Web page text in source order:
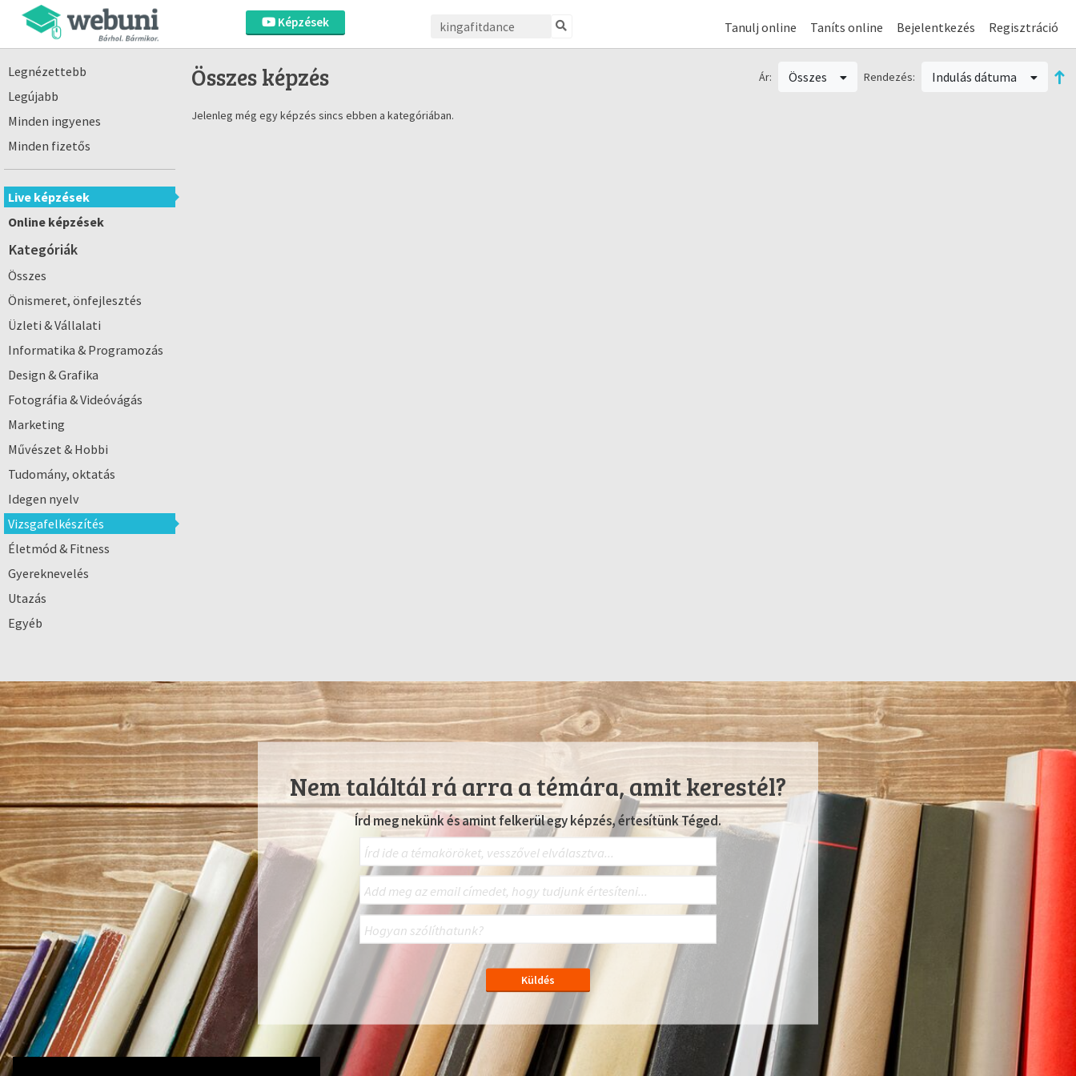
Képzések Tanulj online Taníts online Bejelentkezés Regisztráció
Legnézettebb
Legújabb
Minden ingyenes
Minden fizetős
Live képzések
Online képzések
Kategóriák
Összes
Önismeret, önfejlesztés
Üzleti & Vállalati
Informatika & Programozás
Design & Grafika
Fotográfia & Videóvágás
Marketing
Művészet & Hobbi
Tudomány, oktatás
Idegen nyelv
Vizsgafelkészítés
Életmód & Fitness
Gyereknevelés
Utazás
Egyéb
Összes képzés Ár: Összes Rendezés: Indulás dátuma
Jelenleg még egy képzés sincs ebben a kategóriában.
Nem találtál rá arra a témára, amit kerestél?
Írd meg nekünk és amint felkerül egy képzés, értesítünk Téged.